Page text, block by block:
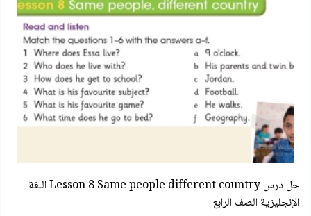
حل درس Lesson 8 Same people different country اللغة
الإنجليزية الصف الرابع